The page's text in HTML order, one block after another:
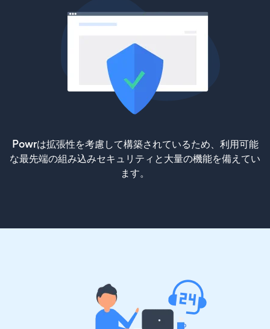
Powrは拡張性を考慮して構築されているため、利用可能
な最先端の組み込みセキュリティと大量の機能を備えてい
ます。